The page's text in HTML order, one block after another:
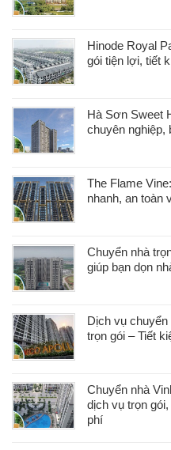
Hinode Royal
gói tiện lợi, tiết
Hà Sơn Sweet
chuyên nghiệp,
The Flame
nhanh, an toàn
Chuyển nhà
giúp bạn dọn
Dịch vụ
trọn gói – Tiết
Chuyển nhà
dịch vụ trọn
phí